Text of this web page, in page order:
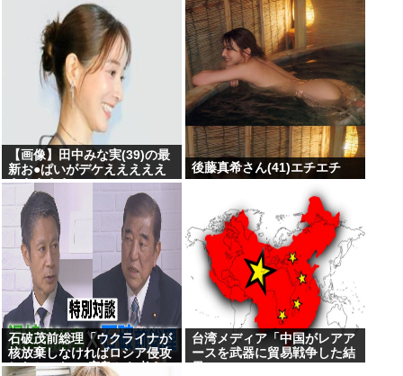
【画像】田中みな実(39)の最
新お●ぱいがデケえええええ
えええええ
後藤真希さん(41)エチエチ
石破茂前総理「ウクライナが
核放棄しなければロシア侵攻
しなかった」 広島から考え
台湾メディア「中国がレアア
ースを武器に貿易戦争した結
果www」